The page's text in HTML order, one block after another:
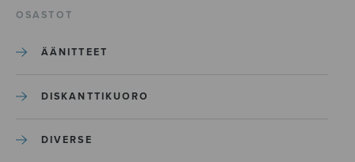
OSASTOT
ÄÄNITTEET
DISKANTTIKUORO
DIVERSE